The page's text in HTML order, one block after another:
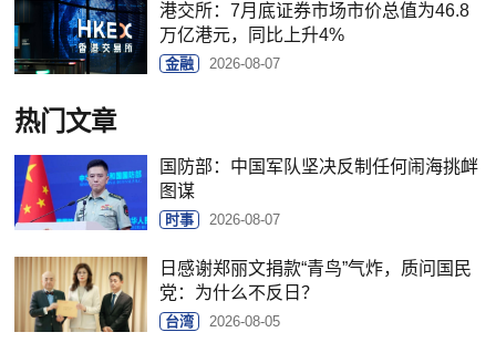
港交所：7月底证券市场市价总值为46.8
万亿港元，同比上升4%
金融 2026-08-07
热门文章
国防部：中国军队坚决反制任何闹海挑衅
图谋
时事 2026-08-07
日感谢郑丽文捐款“青鸟”气炸，质问国民
党：为什么不反日？
台湾 2026-08-05